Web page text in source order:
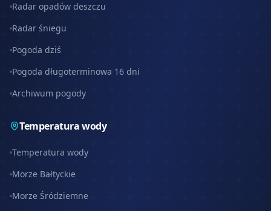
Radar opadów deszczu
Radar śniegu
Pogoda dziś
Pogoda długoterminowa 16 dni
Archiwum pogody
Temperatura wody
Temperatura wody
Morze Bałtyckie
Morze Śródziemne